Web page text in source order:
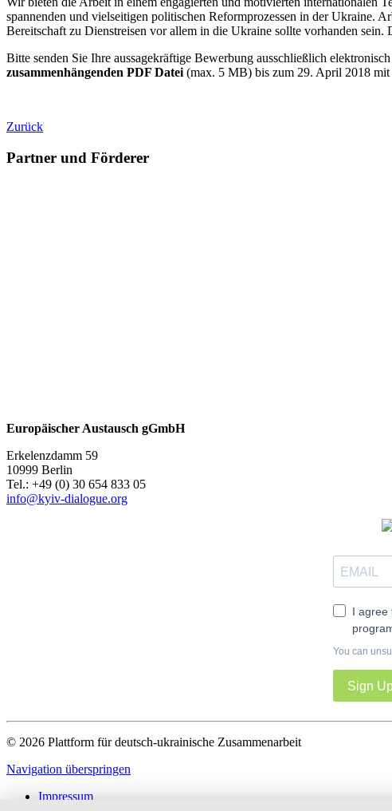
spannenden und vielseitigen politischen Reformprozessen in der Ukraine.
Bereitschaft zu Dienstreisen vor allem in die Ukraine sollte vorhanden
Bitte senden Sie Ihre aussagekräftige Bewerbung ausschließlich
zusammenhängenden PDF Datei (max. 5 MB) bis zum 29. April 2018
Zurück
Partner und Förderer
Europäischer Austausch gGmbH
Erkelenzdamm 59
10999 Berlin
Теl.: +49 (0) 30 654 833 05
info@kyiv-dialogue.org
I agree
You can
Sign
© 2026 Plattform für deutsch-ukrainische Zusammenarbeit
Navigation überspringen
Impressum